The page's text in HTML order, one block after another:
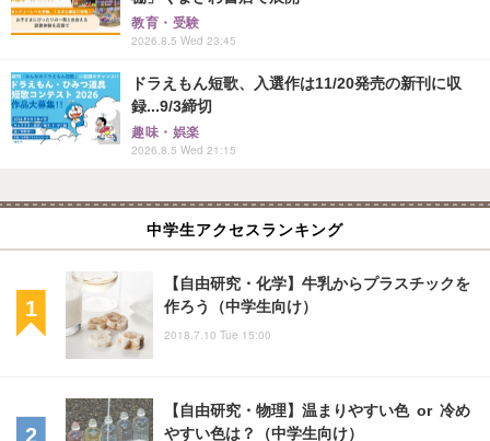
教育・受験
2026.8.5 Wed 23:45
ドラえもん短歌、入選作は11/20発売の新刊に収
録...9/3締切
趣味・娯楽
2026.8.5 Wed 21:15
中学生アクセスランキング
【自由研究・化学】牛乳からプラスチックを
作ろう（中学生向け）
2018.7.10 Tue 15:00
【自由研究・物理】温まりやすい色 or 冷め
やすい色は？（中学生向け）